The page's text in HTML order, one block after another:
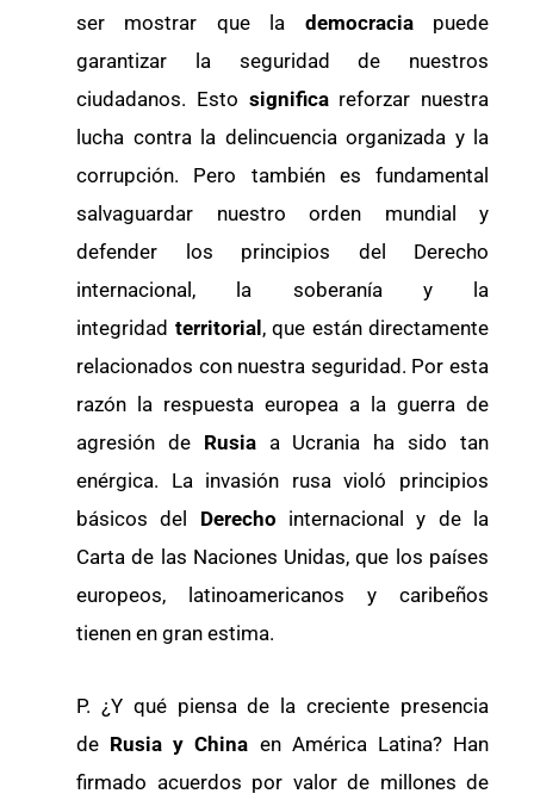
ser mostrar que la democracia puede
garantizar la seguridad de nuestros
ciudadanos. Esto significa reforzar nuestra
lucha contra la delincuencia organizada y la
corrupción. Pero también es fundamental
salvaguardar nuestro orden mundial y
defender los principios del Derecho
internacional, la soberanía y la
integridad territorial, que están directamente
relacionados con nuestra seguridad. Por esta
razón la respuesta europea a la guerra de
agresión de Rusia a Ucrania ha sido tan
enérgica. La invasión rusa violó principios
básicos del Derecho internacional y de la
Carta de las Naciones Unidas, que los países
europeos, latinoamericanos y caribeños
tienen en gran estima.
P. ¿Y qué piensa de la creciente presencia
de Rusia y China en América Latina? Han
firmado acuerdos por valor de millones de